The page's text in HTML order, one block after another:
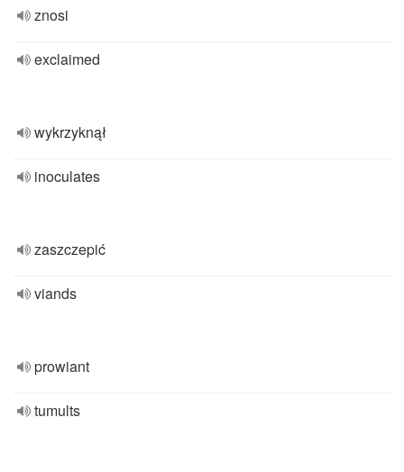
znosi
exclaimed
wykrzyknął
inoculates
zaszczepić
viands
prowiant
tumults